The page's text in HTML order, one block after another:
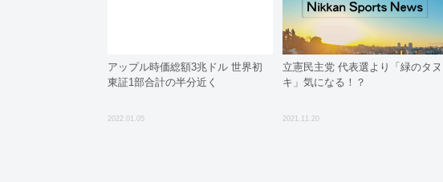
アップル時価総額3兆ドル 世界初
東証1部合計の半分近く
2022.01.05
立憲民主党 代表選より「緑のタヌ
キ」気になる！？
2021.11.20